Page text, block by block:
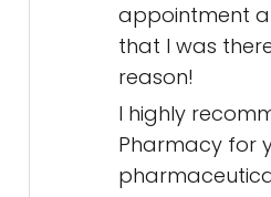
appointment
that I was
reason!
I highly
Pharmacy for